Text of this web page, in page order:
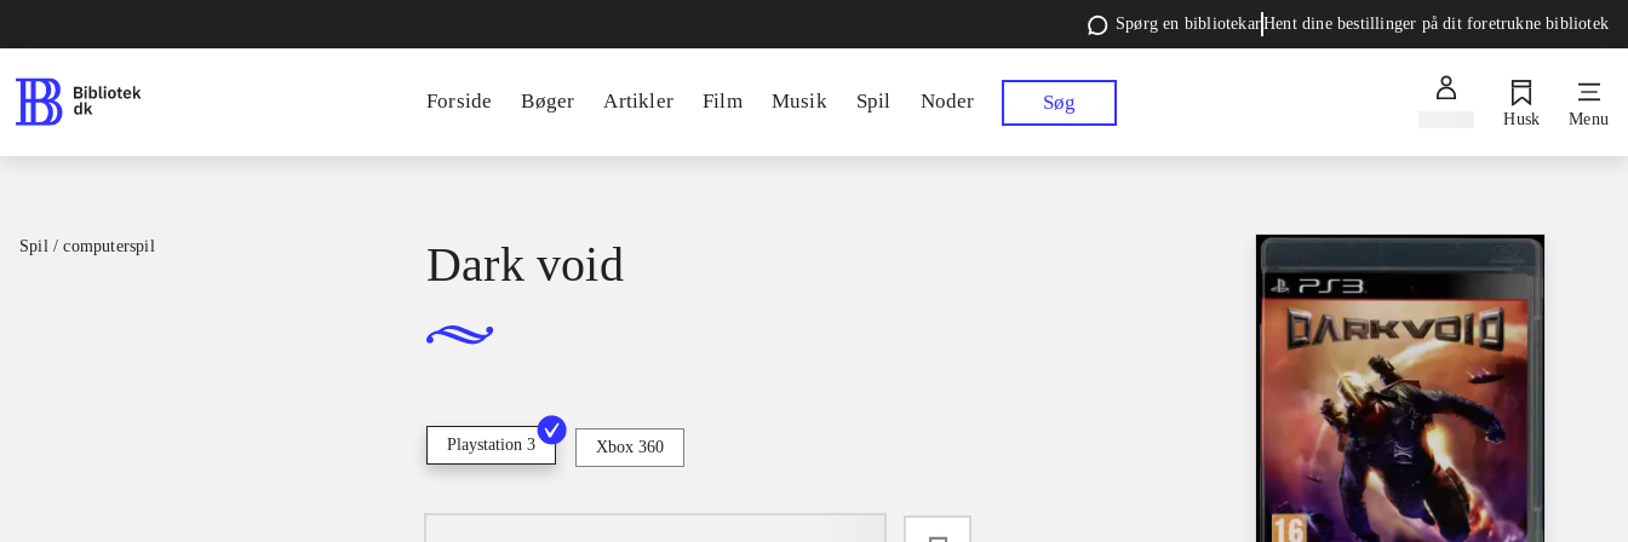
Spørg en bibliotekarHent dine bestillinger på dit foretrukne bibliotek
Forside Bøger Artikler Film Musik Spil Noder Søg
Husk Menu
Spil / computerspil Dark void
Playstation 3 Xbox 360